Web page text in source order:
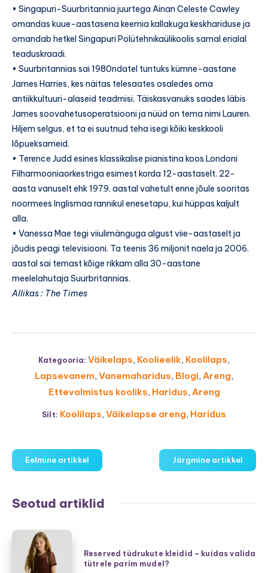
• Singapuri-Suurbritannia juurtega Ainan Celeste Cawley
omandas kuue-aastasena keemia kallakuga keskhariduse ja
omandab hetkel Singapuri Polütehnikaülikoolis samal erialal
teaduskraadi.
• Suurbritannias sai 1980ndatel tuntuks kümne-aastane
James Harries, kes näitas telesaates osaledes oma
antiikkultuuri-alaseid teadmisi. Täiskasvanuks saades läbis
James soovahetusoperatsiooni ja nüüd on tema nimi Lauren.
Hiljem selgus, et ta ei suutnud teha isegi kõiki keskkooli
lõpueksameid.
• Terence Judd esines klassikalise pianistina koos Londoni
Filharmooniaorkestriga esimest korda 12-aastaselt. 22-
aasta vanuselt ehk 1979. aastal vahetult enne jõule sooritas
noormees Inglismaa rannikul enesetapu, kui hüppas kaljult
alla.
• Vanessa Mae tegi viiulimänguga algust viie-aastaselt ja
jõudis peagi televisiooni. Ta teenis 36 miljonit naela ja 2006.
aastal sai temast kõige rikkam alla 30-aastane
meelelahutaja Suurbritannias.
Allikas : The Times
Kategooria: Väikelaps, Koolieelik, Koolilaps,
Lapsevanem, Vanemaharidus, Blogi, Areng,
Ettevalmistus kooliks, Haridus, Areng
Silt: Koolilaps, Väikelapse areng, Haridus
Eelmine artikkel Järgmine artikkel
Seotud artiklid
Reserved
tüdrukute
kleidid
Reserved tüdrukute kleidid – kuidas valida
tütrele parim mudel?